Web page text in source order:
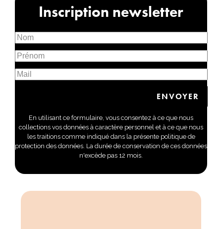
Inscription newsletter
En utilisant ce formulaire, vous consentez à ce que nous
collections vos données à caractère personnel et à ce que nous
les traitions comme indiqué dans la présente politique de
protection des données. La durée de conservation de ces données
n'excède pas 12 mois.